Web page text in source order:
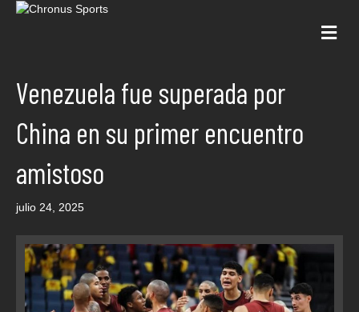
Venezuela fue superada por
China en su primer encuentro
amistoso
julio 24, 2025